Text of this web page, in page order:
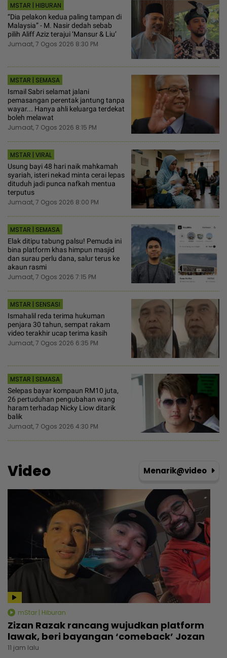
MSTAR | HIBURAN
“Dia pelakon kedua paling tampan di
Malaysia” - M. Nasir dedah sebab
pilih Aliff Aziz terajui ‘Mansur & Liu’
Jumaat, 7 Ogos 2026 8:30 PM
MSTAR | SEMASA
Ismail Sabri selamat jalani
pemasangan perentak jantung tanpa
wayar... Hanya ahli keluarga terdekat
boleh melawat
Jumaat, 7 Ogos 2026 8:15 PM
MSTAR | VIRAL
Usung bayi 48 hari naik mahkamah
syariah, isteri nekad minta cerai lepas
dituduh jadi punca nafkah mentua
terputus
Jumaat, 7 Ogos 2026 8:00 PM
MSTAR | SEMASA
Elak ditipu tabung palsu! Pemuda ini
bina platform khas himpun masjid
dan surau perlu dana, salur terus ke
akaun rasmi
Jumaat, 7 Ogos 2026 7:15 PM
MSTAR | SENSASI
Ismahalil reda terima hukuman
penjara 30 tahun, sempat rakam
video terakhir ucap terima kasih
Jumaat, 7 Ogos 2026 6:35 PM
MSTAR | SEMASA
Selepas bayar kompaun RM10 juta,
26 pertuduhan pengubahan wang
haram terhadap Nicky Liow ditarik
balik
Jumaat, 7 Ogos 2026 4:30 PM
Video Menarik@video
mStar | Hiburan
Zizan Razak rancang wujudkan platform
lawak, beri bayangan ‘comeback’ Jozan
11 jam lalu